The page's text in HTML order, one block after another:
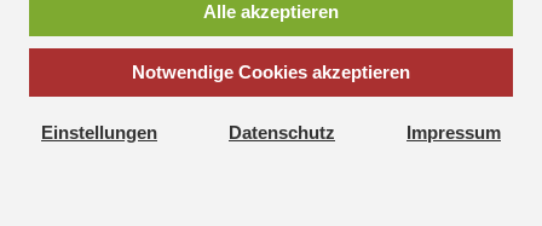
Splendid P.A. - Professionelle Licht- und Tontechnik
Hubertusweg 24 - D-86529 Schrobenhausen - Germany
Alle akzeptieren
Notwendige Cookies akzeptieren
Einstellungen Datenschutz Impressum